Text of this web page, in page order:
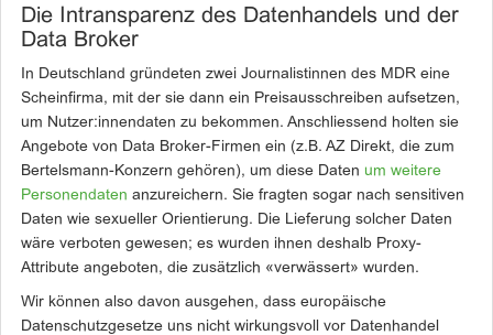
Die Intransparenz des Datenhandels und der
Data Broker
In Deutschland gründeten zwei Journalistinnen des MDR eine
Scheinfirma, mit der sie dann ein Preisausschreiben aufsetzen,
um Nutzer:innendaten zu bekommen. Anschliessend holten sie
Angebote von Data Broker-Firmen ein (z.B. AZ Direkt, die zum
Bertelsmann-Konzern gehören), um diese Daten um weitere
Personendaten anzureichern. Sie fragten sogar nach sensitiven
Daten wie sexueller Orientierung. Die Lieferung solcher Daten
wäre verboten gewesen; es wurden ihnen deshalb Proxy-
Attribute angeboten, die zusätzlich «verwässert» wurden.
Wir können also davon ausgehen, dass europäische
Datenschutzgesetze uns nicht wirkungsvoll vor Datenhandel